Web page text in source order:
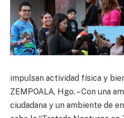
impulsan actividad física y
ZEMPOALA, Hgo. – Con una
ciudadana y un ambiente de